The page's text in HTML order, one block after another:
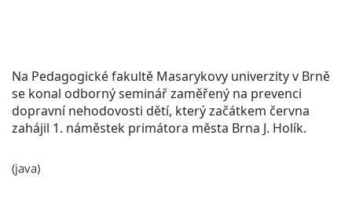
Na Pedagogické fakultě Masarykovy univerzity v Brně
se konal odborný seminář zaměřený na prevenci
dopravní nehodovosti dětí, který začátkem června
zahájil 1. náměstek primátora města Brna J. Holík.
(java)